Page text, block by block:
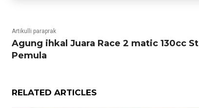
Artikulli paraprak
Agung ihkal Juara Race 2 matic 130cc
Pemula
RELATED ARTICLES